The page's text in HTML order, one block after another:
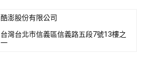
酷澎股份有限公司
台灣台北市信義區信義路五段7號13樓之
一